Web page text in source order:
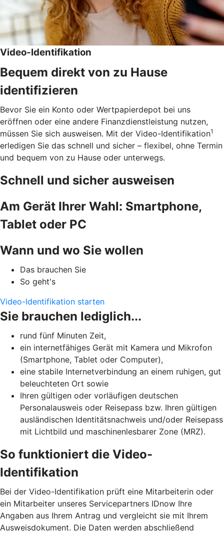
Video-Identifikation
Bequem direkt von zu Hause
identifizieren
Bevor Sie ein Konto oder Wertpapierdepot bei uns
eröffnen oder eine andere Finanzdienstleistung nutzen,
müssen Sie sich ausweisen. Mit der Video-Identifikation1
erledigen Sie das schnell und sicher – flexibel, ohne Termin
und bequem von zu Hause oder unterwegs.
Schnell und sicher ausweisen
Am Gerät Ihrer Wahl: Smartphone,
Tablet oder PC
Wann und wo Sie wollen
Das brauchen Sie
So geht's
Video-Identifikation starten
Sie brauchen lediglich...
rund fünf Minuten Zeit,
ein internetfähiges Gerät mit Kamera und Mikrofon
(Smartphone, Tablet oder Computer),
eine stabile Internetverbindung an einem ruhigen, gut
beleuchteten Ort sowie
Ihren gültigen oder vorläufigen deutschen
Personalausweis oder Reisepass bzw. Ihren gültigen
ausländischen Identitätsnachweis und/oder Reisepass
mit Lichtbild und maschinenlesbarer Zone (MRZ).
So funktioniert die Video-
Identifikation
Bei der Video-Identifikation prüft eine Mitarbeiterin oder
ein Mitarbeiter unseres Servicepartners IDnow Ihre
Angaben aus Ihrem Antrag und vergleicht sie mit Ihrem
Ausweisdokument. Die Daten werden abschließend